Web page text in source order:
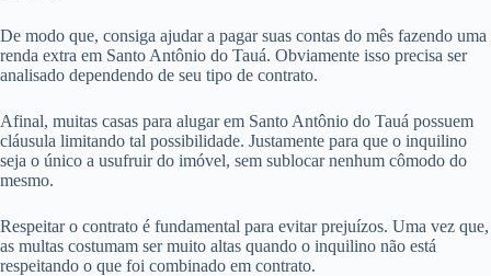
De modo que, consiga ajudar a pagar suas contas do mês fazendo uma
renda extra em Santo Antônio do Tauá. Obviamente isso precisa ser
analisado dependendo de seu tipo de contrato.
Afinal, muitas casas para alugar em Santo Antônio do Tauá possuem
cláusula limitando tal possibilidade. Justamente para que o inquilino
seja o único a usufruir do imóvel, sem sublocar nenhum cômodo do
mesmo.
Respeitar o contrato é fundamental para evitar prejuízos. Uma vez que,
as multas costumam ser muito altas quando o inquilino não está
respeitando o que foi combinado em contrato.